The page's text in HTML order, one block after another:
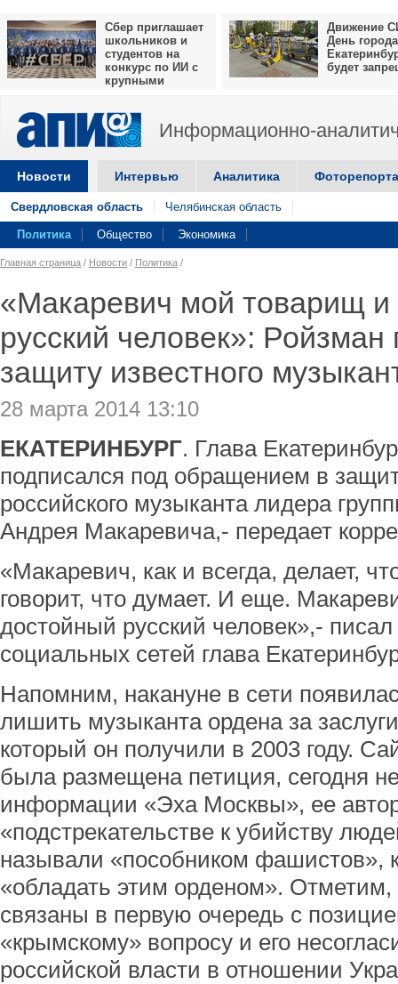
Сбер приглашает
школьников и
студентов на
конкурс по ИИ с
крупными
Движение
День города
будет
Информационно-
Новости Интервью Аналитика
Свердловская область Челябинская область
Политика Общество Экономика
Главная страница / Новости / Политика /
«Макаревич мой товарищ и
русский человек»:
защиту известного
28 марта 2014 13:10
ЕКАТЕРИНБУРГ. Глава
подписался под обращением в
российского музыканта лидера
Андрея Макаревича,- передает
«Макаревич, как и всегда, делает,
говорит, что думает. И еще.
достойный русский человек»,-
социальных сетей глава
Напомним, накануне в сети
лишить музыканта ордена за
который он получили в 2003 году.
была размещена петиция, сегодня
информации «Эха Москвы», ее
«подстрекательстве к убийству
называли «пособником фашистов»,
«обладать этим орденом».
связаны в первую очередь с
«крымскому» вопросу и его
российской власти в отношении